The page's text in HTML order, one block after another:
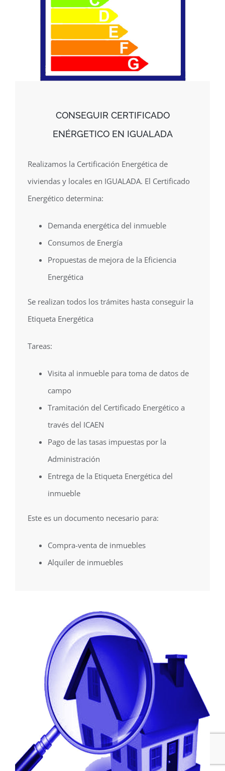
CONSEGUIR CERTIFICADO
ENÉRGETICO EN IGUALADA
Realizamos la Certificación Energética de
viviendas y locales en IGUALADA. El Certificado
Energético determina:
Demanda energética del inmueble
Consumos de Energía
Propuestas de mejora de la Eficiencia
Energética
Se realizan todos los trámites hasta conseguir la
Etiqueta Energética
Tareas:
Visita al inmueble para toma de datos de
campo
Tramitación del Certificado Energético a
través del ICAEN
Pago de las tasas impuestas por la
Administración
Entrega de la Etiqueta Energética del
inmueble
Este es un documento necesario para:
Compra-venta de inmuebles
Alquiler de inmuebles